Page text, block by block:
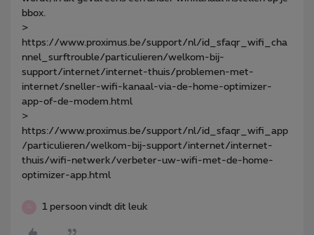
bbox.
>
https://www.proximus.be/support/nl/id_sfaqr_wifi_cha
nnel_surftrouble/particulieren/welkom-bij-
support/internet/internet-thuis/problemen-met-
internet/sneller-wifi-kanaal-via-de-home-optimizer-
app-of-de-modem.html
>
https://www.proximus.be/support/nl/id_sfaqr_wifi_app
/particulieren/welkom-bij-support/internet/internet-
thuis/wifi-netwerk/verbeter-uw-wifi-met-de-home-
optimizer-app.html
1 persoon vindt dit leuk